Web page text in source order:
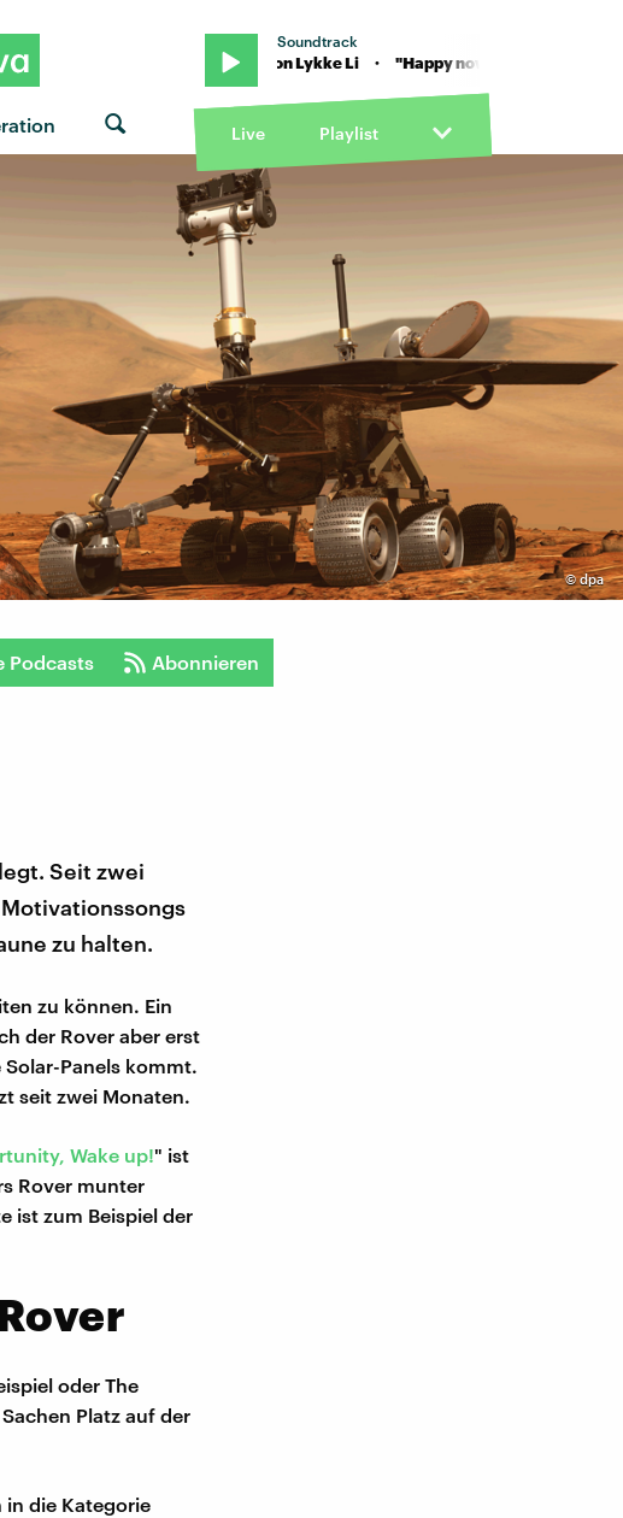
Soundtrack
· "Happy now" von Lykke Li · "Happy now" von Lykke Li
Live Playlist
©dpa
Podcasts Abonnieren
Seit zwei
zu halten.
zu können. Ein
der Rover aber erst
Panels kommt.
seit zwei Monaten.
Wake up!" ist
Rover munter
ist zum Beispiel der
oder The
Platz auf der
die Kategorie